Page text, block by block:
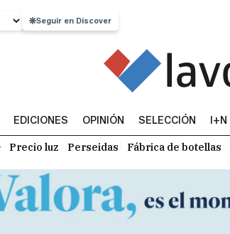
Seguir en Discover
EDICIONES OPINIÓN SELECCIÓN I+N
Precio luz Perseidas Fábrica de botellas